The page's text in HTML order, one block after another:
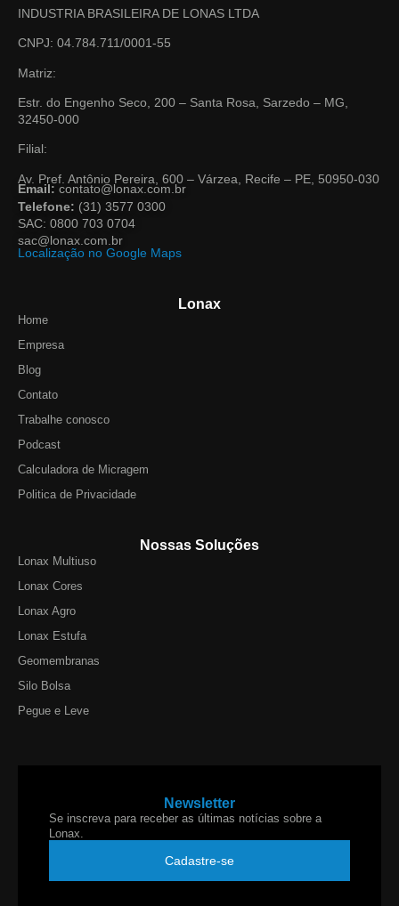
INDUSTRIA BRASILEIRA DE LONAS LTDA
CNPJ: 04.784.711/0001-55
Matriz:
Estr. do Engenho Seco, 200 – Santa Rosa, Sarzedo – MG,
32450-000
Filial:
Av. Pref. Antônio Pereira, 600 – Várzea, Recife – PE, 50950-030
Email: contato@lonax.com.br
Telefone: (31) 3577 0300
SAC: 0800 703 0704
sac@lonax.com.br
Localização no Google Maps
Lonax
Home
Empresa
Blog
Contato
Trabalhe conosco
Podcast
Calculadora de Micragem
Politica de Privacidade
Nossas Soluções
Lonax Multiuso
Lonax Cores
Lonax Agro
Lonax Estufa
Geomembranas
Silo Bolsa
Pegue e Leve
Newsletter
Se inscreva para receber as últimas notícias sobre a
Lonax.
Cadastre-se